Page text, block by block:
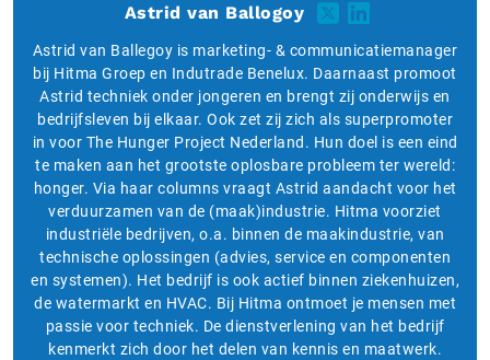
Astrid van Ballogoy
Astrid van Ballegoy is marketing- & communicatiemanager
bij Hitma Groep en Indutrade Benelux. Daarnaast promoot
Astrid techniek onder jongeren en brengt zij onderwijs en
bedrijfsleven bij elkaar. Ook zet zij zich als superpromoter
in voor The Hunger Project Nederland. Hun doel is een eind
te maken aan het grootste oplosbare probleem ter wereld:
honger. Via haar columns vraagt Astrid aandacht voor het
verduurzamen van de (maak)industrie. Hitma voorziet
industriële bedrijven, o.a. binnen de maakindustrie, van
technische oplossingen (advies, service en componenten
en systemen). Het bedrijf is ook actief binnen ziekenhuizen,
de watermarkt en HVAC. Bij Hitma ontmoet je mensen met
passie voor techniek. De dienstverlening van het bedrijf
kenmerkt zich door het delen van kennis en maatwerk.